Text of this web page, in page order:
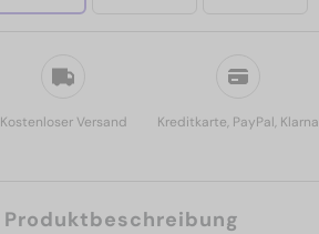
Kostenloser Versand Kreditkarte, PayPal, Klarna
Produktbeschreibung